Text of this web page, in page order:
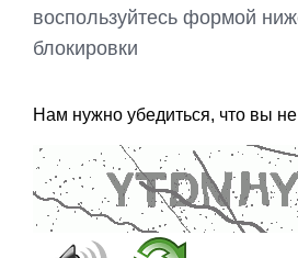
воспользуйтесь формой
блокировки
Нам нужно убедиться, что вы